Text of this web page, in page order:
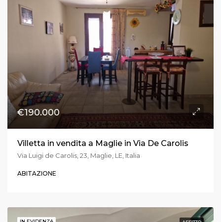
€190.000
Villetta in vendita a Maglie in Via De Carolis
Via Luigi de Carolis, 23, Maglie, LE, Italia
ABITAZIONE